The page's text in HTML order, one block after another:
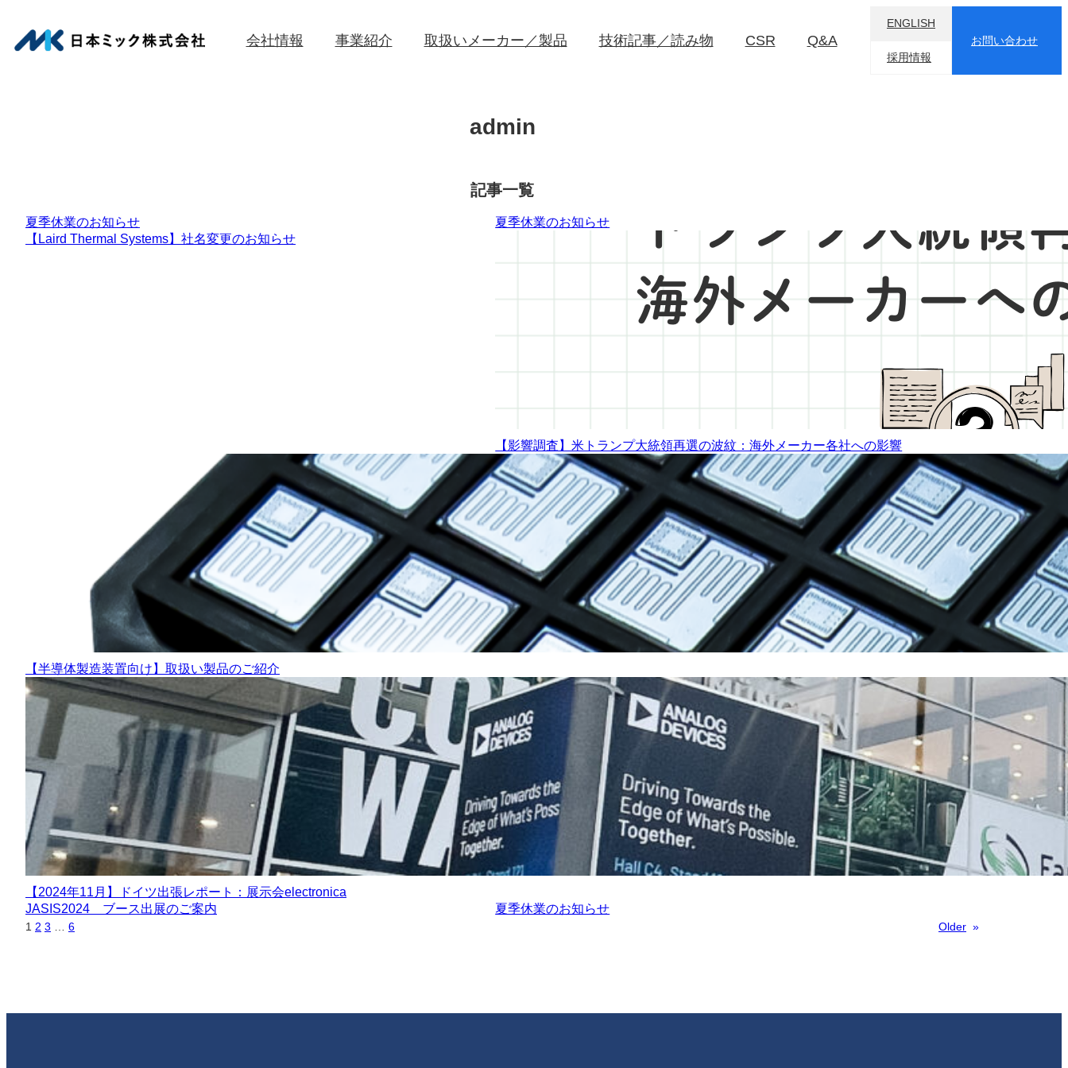
を
会社情報 事業紹介 取扱いメーカー／製品 技術記事／読み物 CSR Q&A
ENGLISH
採用情報
お問い合わせ
admin
記事一覧
夏季休業のお知らせ
夏季休業のお知らせ
【Laird Thermal Systems】社名変更のお知らせ
【影響調査】米トランプ大統領再選の波紋：海外メーカー各社への影響
【半導体製造装置向け】取扱い製品のご紹介
【2025年最新】旧正月休業スケジュールと納期動向
【2024年11月】ドイツ出張レポート：展示会electronica
JASIS2024 ブースご来場のお礼
JASIS2024 ブース出展のご案内 夏季休業のお知らせ
1 2 3 6 Older »